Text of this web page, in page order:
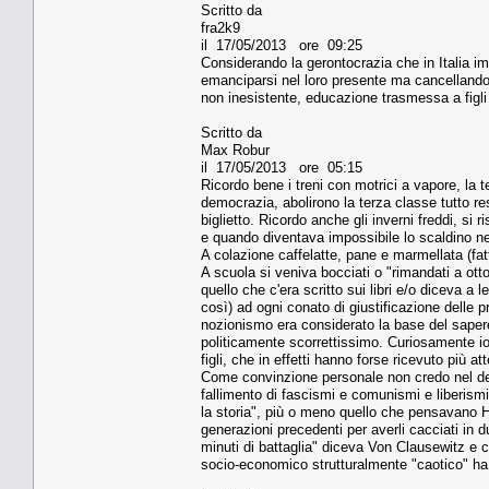
Scritto da
fra2k9
il 17/05/2013 ore 09:25
Considerando la gerontocrazia che in Italia
emanciparsi nel loro presente ma
non inesistente, educazione trasmessa a
Scritto da
Max Robur
il 17/05/2013 ore 05:15
Ricordo bene i treni con motrici a vapore, la
democrazia, abolirono la terza classe tutto
biglietto. Ricordo anche gli inverni freddi, si
e quando diventava impossibile lo scaldino
A colazione caffelatte, pane e marmellata
A scuola si veniva bocciati o "rimandati a
quello che c'era scritto sui libri e/o diceva a
così) ad ogni conato di giustificazione delle
nozionismo era considerato la base del
politicamente scorrettissimo. Curiosamente
figli, che in effetti hanno forse ricevuto più
Come convinzione personale non credo nel
fallimento di fascismi e comunismi e
la storia", più o meno quello che pensavano
generazioni precedenti per averli cacciati in
minuti di battaglia" diceva Von Clausewitz e
socio-economico strutturalmente "caotico"